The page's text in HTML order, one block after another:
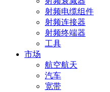
射频电缆组件
射频连接器
射频终端器
工具
市场
航空航天
汽车
宽带